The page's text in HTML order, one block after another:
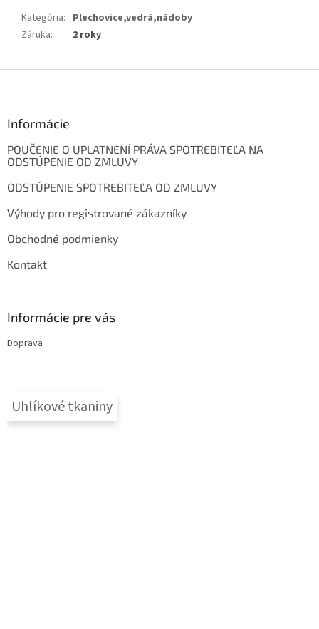
Kategória: Plechovice,vedrá,nádoby
Záruka: 2 roky
Informácie
POUČENIE O UPLATNENÍ PRÁVA SPOTREBITEĽA NA
ODSTÚPENIE OD ZMLUVY
ODSTÚPENIE SPOTREBITEĽA OD ZMLUVY
Výhody pro registrované zákazníky
Obchodné podmienky
Kontakt
Informácie pre vás
Doprava
Uhlíkové tkaniny